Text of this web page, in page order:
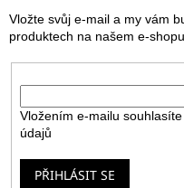
Vložte svůj e-mail a my vám
produktech na našem e-shopu.
Vložením e-mailu
údajů
PŘIHLÁSIT SE